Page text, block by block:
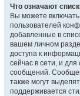
Что означают
Вы можете включать
пользователей
добавленные в
вашем личном
доступа к
сейчас в сети, и
сообщений.
также могут
поддерживается